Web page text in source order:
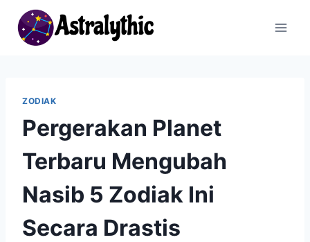
content
ZODIAK
Pergerakan Planet
Terbaru Mengubah
Nasib 5 Zodiak Ini
Secara Drastis